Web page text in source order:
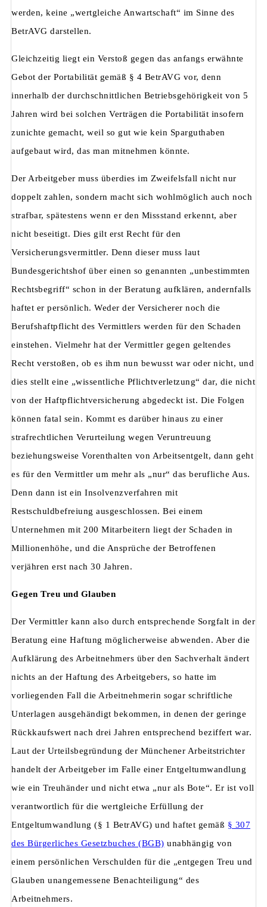
werden, keine „wertgleiche Anwartschaft“ im Sinne des
BetrAVG darstellen.
Gleichzeitig liegt ein Verstoß gegen das anfangs erwähnte
Gebot der Portabilität gemäß § 4 BetrAVG vor, denn
innerhalb der durchschnittlichen Betriebsgehörigkeit von 5
Jahren wird bei solchen Verträgen die Portabilität insofern
zunichte gemacht, weil so gut wie kein Sparguthaben
aufgebaut wird, das man mitnehmen könnte.
Der Arbeitgeber muss überdies im Zweifelsfall nicht nur
doppelt zahlen, sondern macht sich wohlmöglich auch noch
strafbar, spätestens wenn er den Missstand erkennt, aber
nicht beseitigt. Dies gilt erst Recht für den
Versicherungsvermittler. Denn dieser muss laut
Bundesgerichtshof über einen so genannten „unbestimmten
Rechtsbegriff“ schon in der Beratung aufklären, andernfalls
haftet er persönlich. Weder der Versicherer noch die
Berufshaftpflicht des Vermittlers werden für den Schaden
einstehen. Vielmehr hat der Vermittler gegen geltendes
Recht verstoßen, ob es ihm nun bewusst war oder nicht, und
dies stellt eine „wissentliche Pflichtverletzung“ dar, die nicht
von der Haftpflichtversicherung abgedeckt ist. Die Folgen
können fatal sein. Kommt es darüber hinaus zu einer
strafrechtlichen Verurteilung wegen Veruntreuung
beziehungsweise Vorenthalten von Arbeitsentgelt, dann geht
es für den Vermittler um mehr als „nur“ das berufliche Aus.
Denn dann ist ein Insolvenzverfahren mit
Restschuldbefreiung ausgeschlossen. Bei einem
Unternehmen mit 200 Mitarbeitern liegt der Schaden in
Millionenhöhe, und die Ansprüche der Betroffenen
verjähren erst nach 30 Jahren.
Gegen Treu und Glauben
Der Vermittler kann also durch entsprechende Sorgfalt in der
Beratung eine Haftung möglicherweise abwenden. Aber die
Aufklärung des Arbeitnehmers über den Sachverhalt ändert
nichts an der Haftung des Arbeitgebers, so hatte im
vorliegenden Fall die Arbeitnehmerin sogar schriftliche
Unterlagen ausgehändigt bekommen, in denen der geringe
Rückkaufswert nach drei Jahren entsprechend beziffert war.
Laut der Urteilsbegründung der Münchener Arbeitstrichter
handelt der Arbeitgeber im Falle einer Entgeltumwandlung
wie ein Treuhänder und nicht etwa „nur als Bote“. Er ist voll
verantwortlich für die wertgleiche Erfüllung der
Entgeltumwandlung (§ 1 BetrAVG) und haftet gemäß § 307
des Bürgerliches Gesetzbuches (BGB) unabhängig von
einem persönlichen Verschulden für die „entgegen Treu und
Glauben unangemessene Benachteiligung“ des
Arbeitnehmers.